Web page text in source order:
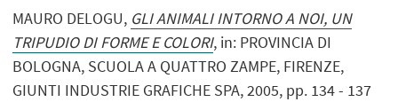
MAURO DELOGU, GLI ANIMALI INTORNO A NOI, UN
TRIPUDIO DI FORME E COLORI, in: PROVINCIA DI
BOLOGNA, SCUOLA A QUATTRO ZAMPE, FIRENZE,
GIUNTI INDUSTRIE GRAFICHE SPA, 2005, pp. 134 - 137